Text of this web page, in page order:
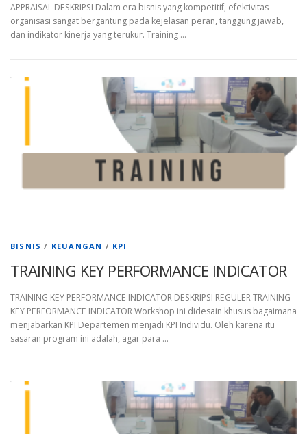
APPRAISAL DESKRIPSI Dalam era bisnis yang kompetitif, efektivitas
organisasi sangat bergantung pada kejelasan peran, tanggung jawab,
dan indikator kinerja yang terukur. Training …
BISNIS / KEUANGAN / KPI
TRAINING KEY PERFORMANCE INDICATOR
TRAINING KEY PERFORMANCE INDICATOR DESKRIPSI REGULER TRAINING
KEY PERFORMANCE INDICATOR Workshop ini didesain khusus bagaimana
menjabarkan KPI Departemen menjadi KPI Individu. Oleh karena itu
sasaran program ini adalah, agar para …